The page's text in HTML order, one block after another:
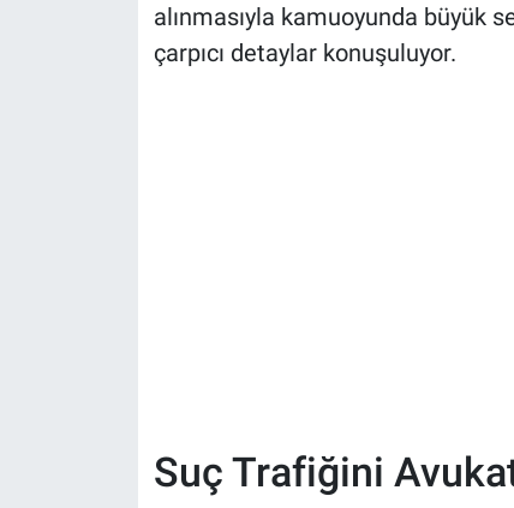
alınmasıyla kamuoyunda büyük
çarpıcı detaylar konuşuluyor.
Suç Trafiğini